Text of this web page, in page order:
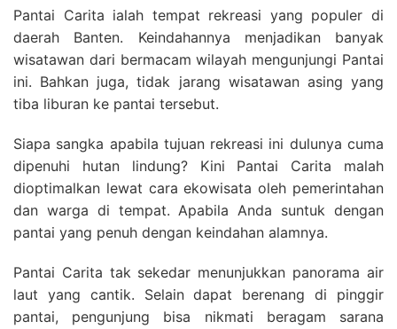
Pantai Carita ialah tempat rekreasi yang populer di
daerah Banten. Keindahannya menjadikan banyak
wisatawan dari bermacam wilayah mengunjungi Pantai
ini. Bahkan juga, tidak jarang wisatawan asing yang
tiba liburan ke pantai tersebut.
Siapa sangka apabila tujuan rekreasi ini dulunya cuma
dipenuhi hutan lindung? Kini Pantai Carita malah
dioptimalkan lewat cara ekowisata oleh pemerintahan
dan warga di tempat. Apabila Anda suntuk dengan
pantai yang penuh dengan keindahan alamnya.
Pantai Carita tak sekedar menunjukkan panorama air
laut yang cantik. Selain dapat berenang di pinggir
pantai, pengunjung bisa nikmati beragam sarana